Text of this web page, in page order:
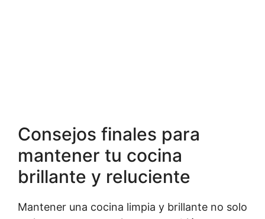
Consejos finales para
mantener tu cocina
brillante y reluciente
Mantener una cocina limpia y brillante no solo